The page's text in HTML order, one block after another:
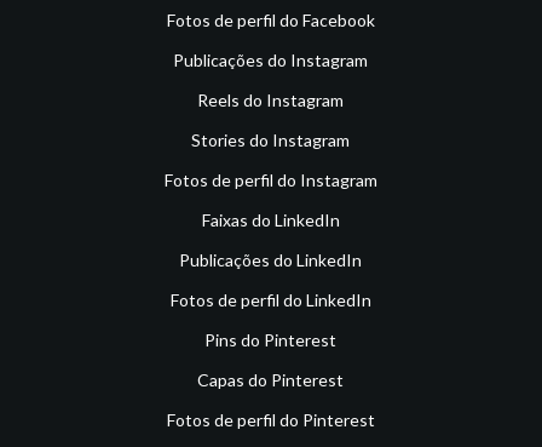
Fotos de perfil do Facebook
Publicações do Instagram
Reels do Instagram
Stories do Instagram
Fotos de perfil do Instagram
Faixas do LinkedIn
Publicações do LinkedIn
Fotos de perfil do LinkedIn
Pins do Pinterest
Capas do Pinterest
Fotos de perfil do Pinterest